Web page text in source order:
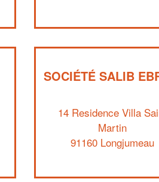
SOCIÉTÉ SALIB
14 Residence Villa
Martin
91160 Longjumeau
Vous êtes
Augmentez votre
nouveaux clients!
En